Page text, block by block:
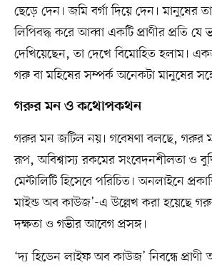
ছেড়ে দেন। জমি বর্গা দিয়ে দেন। মানুষের
লিপিবদ্ধ করে আব্বা একটি প্রাণীর প্রতি যে
দেখিয়েছেন, তা দেখে বিমোহিত হলাম।
গরু বা মহিষের সম্পর্ক অনেকটা মানুষের
গরুর মন ও কথোপকথন
গরুর মন জটিল নয়। গবেষণা বলছে, গরুর
রূপ, অবিশ্বাস্য রকমের সংবেদনশীলতা ও
মেন্টালিটি হিসেবে পরিচিত। অনলাইনে
মাইন্ড অব কাউজ’-এ উল্লেখ করা হয়েছে
দক্ষতা ও গভীর আবেগ প্রসঙ্গ।
‘দ্য হিডেন লাইফ অব কাউজ’ নিবন্ধে